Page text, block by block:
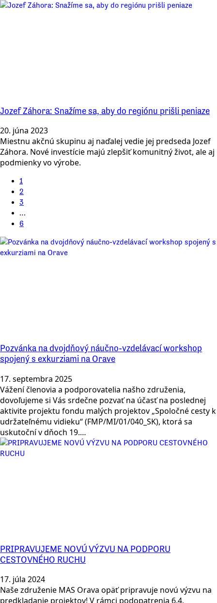
Jozef Záhora: Snažíme sa, aby do regiónu prišli peniaze
20. júna 2023
Miestnu akčnú skupinu aj naďalej vedie jej predseda Jozef
Záhora. Nové investície majú zlepšiť komunitný život, ale aj
podmienky vo výrobe.
1
2
3
…
6
Pozvánka na dvojdňový náučno-vzdelávací workshop
spojený s exkurziami na Orave
17. septembra 2025
Vážení členovia a podporovatelia našho združenia,
dovoľujeme si Vás srdečne pozvať na účasť na poslednej
aktivite projektu fondu malých projektov „Spoločné cesty k
udržateľnému vidieku“ (FMP/MI/01/040_SK), ktorá sa
uskutoční v dňoch 19.…
PRIPRAVUJEME NOVÚ VÝZVU NA PODPORU
CESTOVNÉHO RUCHU
17. júla 2024
Naše združenie MAS Orava opäť pripravuje novú výzvu na
predkladanie projektov! V rámci podopatrenia 6.4.